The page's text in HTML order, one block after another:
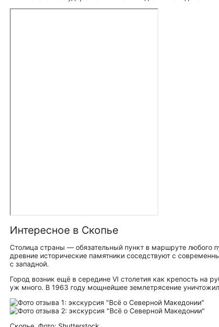
Интересное в Скопье
Столица страны — обязательный пункт в маршруте любого
древние исторические памятники соседствуют с
с западной.
Город возник ещё в середине VI столетия как крепость на
уж много. В 1963 году мощнейшее землетрясение